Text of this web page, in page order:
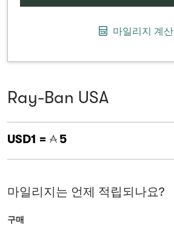
마일리지 계산
Ray-Ban USA
USD1 = 5
마일리지는 언제 적립되나요?
구매